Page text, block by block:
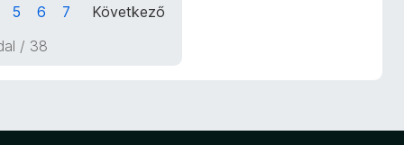
5 6 7
Következő
/ 38